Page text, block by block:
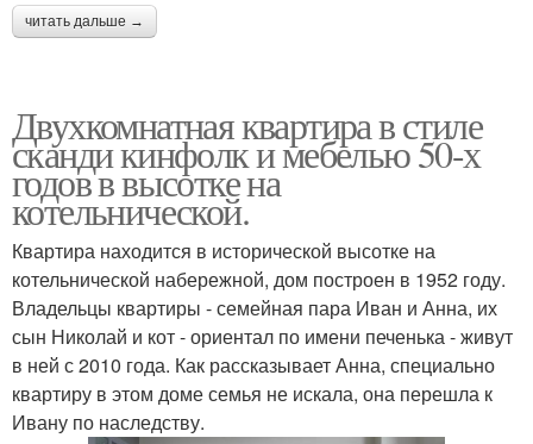
читать дальше →
Двухкомнатная квартира в стиле
сканди кинфолк и мебелью 50-х
годов в высотке на
котельнической.
Квартира находится в исторической высотке на
котельнической набережной, дом построен в 1952 году.
Владельцы квартиры - семейная пара Иван и Анна, их
сын Николай и кот - ориентал по имени печенька - живут
в ней с 2010 года. Как рассказывает Анна, специально
квартиру в этом доме семья не искала, она перешла к
Ивану по наследству.